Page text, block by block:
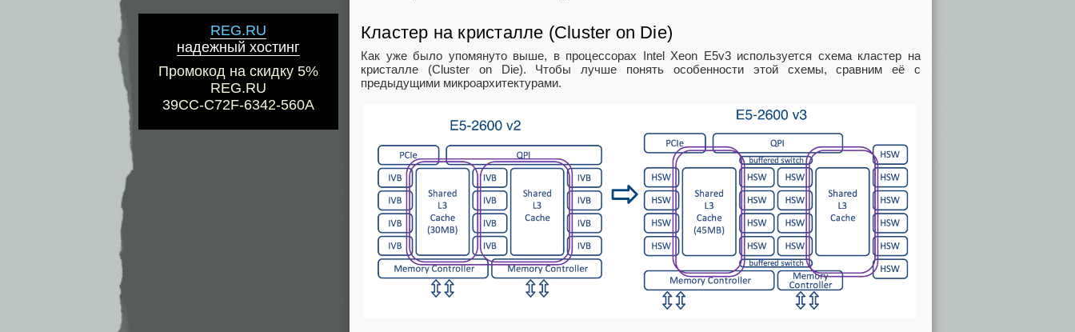
REG.RU
надежный хостинг
Промокод на скидку 5%
REG.RU
39CC-C72F-6342-560A
Кластер на кристалле (Cluster on Die)
Как уже было упомянуто выше, в процессорах Intel Xeon E5v3 используется схема кластер на
кристалле (Cluster on Die). Чтобы лучше понять особенности этой схемы, сравним её с
предыдущими микроархитектурами.